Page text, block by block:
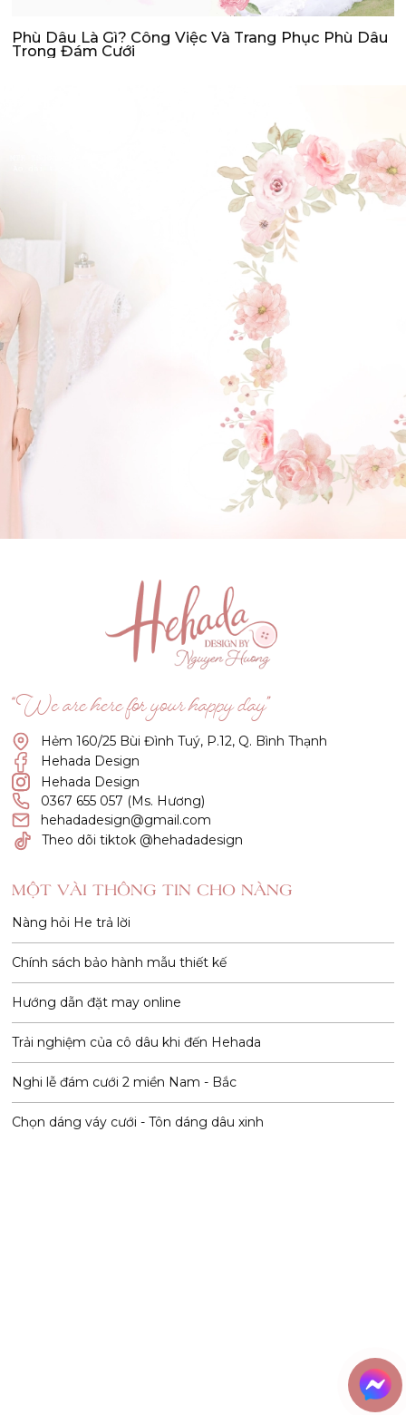
Liên hệ
Phù Dâu Là Gì? Công Việc Và Trang Phục Phù Dâu
Trong Đám Cưới
ĐẶT LỊCH HẸN
GẬT ĐẦU NHÉ NÀNG !
(Click vào đây để He và Nàng có 1 cuộc hẹn nà)
“We are here for your happy day”
Hẻm 160/25 Bùi Đình Tuý, P.12, Q. Bình Thạnh
Hehada Design
Hehada Design
0367 655 057 (Ms. Hương)
hehadadesign@gmail.com
Theo dõi tiktok @hehadadesign
MỘT VÀI THÔNG TIN CHO NÀNG
Nàng hỏi He trả lời
Chính sách bảo hành mẫu thiết kế
Hướng dẫn đặt may online
Trải nghiệm của cô dâu khi đến Hehada
Nghi lễ đám cưới 2 miền Nam - Bắc
Chọn dáng váy cưới - Tôn dáng dâu xinh